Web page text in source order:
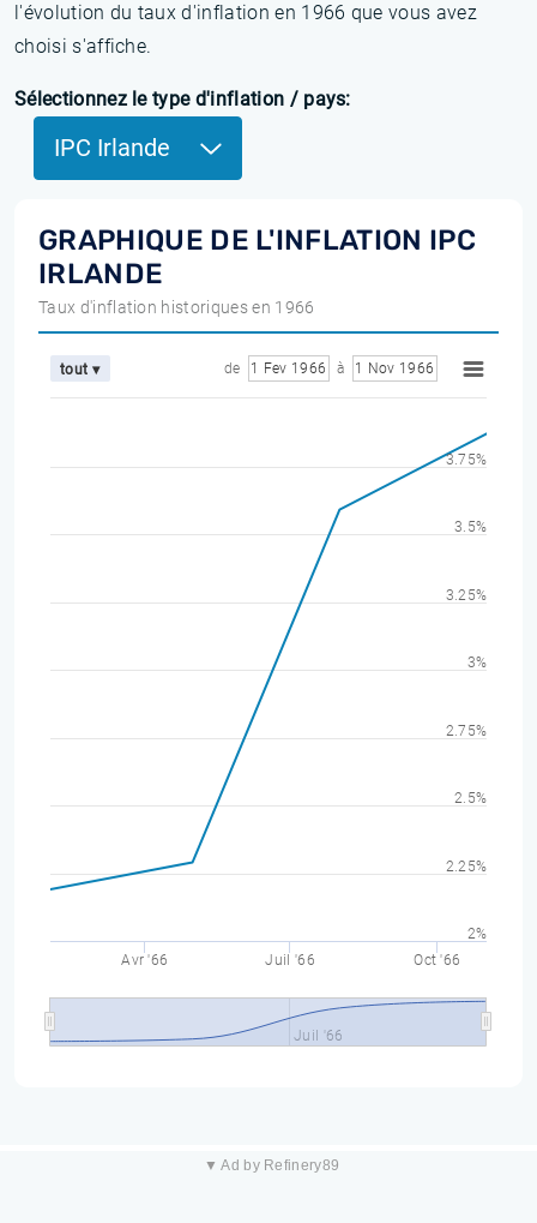
l'évolution du taux d'inflation en 1966 que vous avez
choisi s'affiche.
Sélectionnez le type d'inflation / pays:
IPC Irlande
GRAPHIQUE DE L'INFLATION IPC
IRLANDE
Taux d'inflation historiques en 1966
tout ▾ de 1 Fev 1966 à 1 Nov 1966
Avr '66 Juil '66 Oct '66
Juil '66
2%
2.25%
2.5%
2.75%
3%
3.25%
3.5%
3.75%
▼ Ad by Refinery89